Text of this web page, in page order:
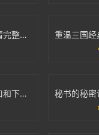
探秘玄女心经：高清完整版免费在线观看与解读
面膜双重美肤：胸口和下部位养护揭秘动图展示